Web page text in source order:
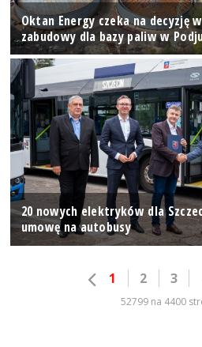
Oktan Energy czeka na decyzję
zabudowy dla bazy paliw w
20 nowych elektryków dla
umowę na autobusy
1 2 3
52799 na 4400